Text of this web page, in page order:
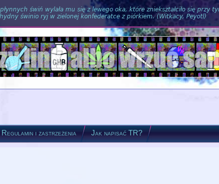
świń wylała mu się z lewego oka, które zniekształciło się przy
świnio ryj w zielonej konfederatce z piórkiem. (Witkacy, Peyotl)
Regulamin i zastrzeżenia Jak napisać TR?